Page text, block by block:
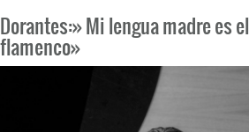
Dorantes:» Mi lengua madre es el
flamenco»